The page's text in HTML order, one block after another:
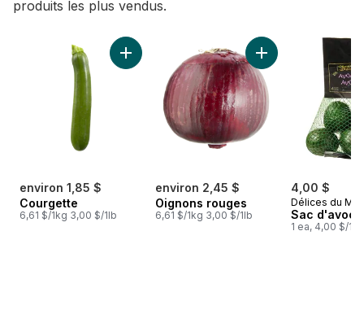
produits les plus vendus.
sauter Meilleures ventes
environ 1,85 $
Courgette
6,61 $/1kg 3,00 $/1lb
Ajouter Courgette au panier
environ 2,45 $
Oignons rouges
6,61 $/1kg 3,00 $/1lb
Ajouter Oignons
4,00 $
Délices du
Sac
1 ea, 4,00 $/1ch